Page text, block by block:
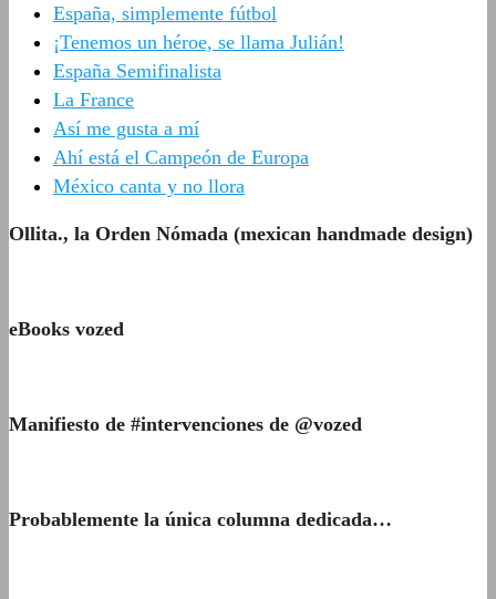
España, simplemente fútbol
¡Tenemos un héroe, se llama Julián!
España Semifinalista
La France
Así me gusta a mí
Ahí está el Campeón de Europa
México canta y no llora
Ollita., la Orden Nómada (mexican handmade design)
eBooks vozed
Manifiesto de #intervenciones de @vozed
Probablemente la única columna dedicada…